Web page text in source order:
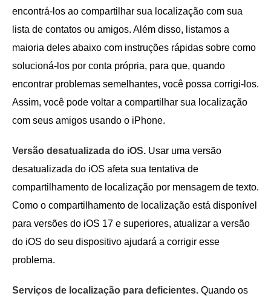
encontrá-los ao compartilhar sua localização com sua
lista de contatos ou amigos. Além disso, listamos a
maioria deles abaixo com instruções rápidas sobre como
solucioná-los por conta própria, para que, quando
encontrar problemas semelhantes, você possa corrigi-los.
Assim, você pode voltar a compartilhar sua localização
com seus amigos usando o iPhone.
Versão desatualizada do iOS. Usar uma versão
desatualizada do iOS afeta sua tentativa de
compartilhamento de localização por mensagem de texto.
Como o compartilhamento de localização está disponível
para versões do iOS 17 e superiores, atualizar a versão
do iOS do seu dispositivo ajudará a corrigir esse
problema.
Serviços de localização para deficientes. Quando os